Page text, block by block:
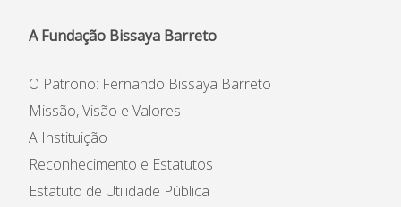
A Fundação Bissaya Barreto
O Patrono: Fernando Bissaya Barreto
Missão, Visão e Valores
A Instituição
Reconhecimento e Estatutos
Estatuto de Utilidade Pública